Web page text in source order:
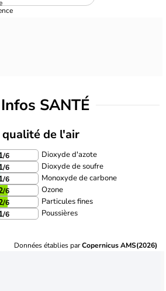
Infos SANTÉ
de l'air
/6 Dioxyde d'azote
/6 Dioxyde de soufre
/6 Monoxyde de carbone
/6 Ozone
/6 Particules fines
/6 Poussières
Données établies parCopernicus AMS(2026)